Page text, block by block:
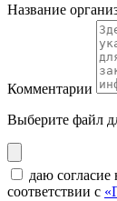
Название
Комментарии
Выберите файл
даю согласие
соответствии с